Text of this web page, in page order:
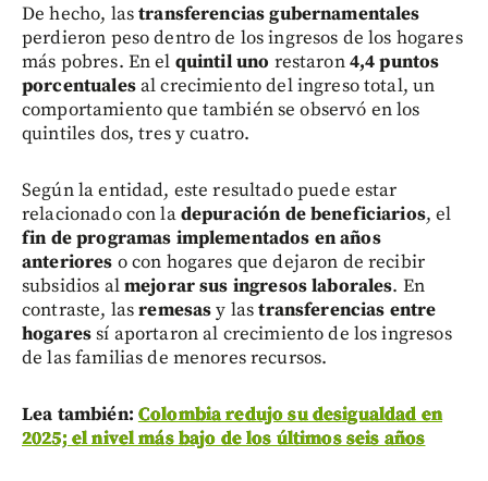
De hecho, lastransferencias gubernamentales
perdieron peso dentro de los ingresos de los hogares
más pobres. En el quintil uno restaron4,4 puntos
porcentualesal crecimiento del ingreso total, un
comportamiento que también se observó en los
quintiles dos, tres y cuatro.
Según la entidad, este resultado puede estar
relacionado con ladepuración de beneficiarios, el
fin de programas implementados en años
anteriores o con hogares que dejaron de recibir
subsidios almejorar sus ingresos laborales. En
contraste, lasremesasy lastransferencias entre
hogaressí aportaron al crecimiento de los ingresos
de las familias de menores recursos.
Lea también: Colombia redujo su desigualdad en
2025; el nivel más bajo de los últimos seis años